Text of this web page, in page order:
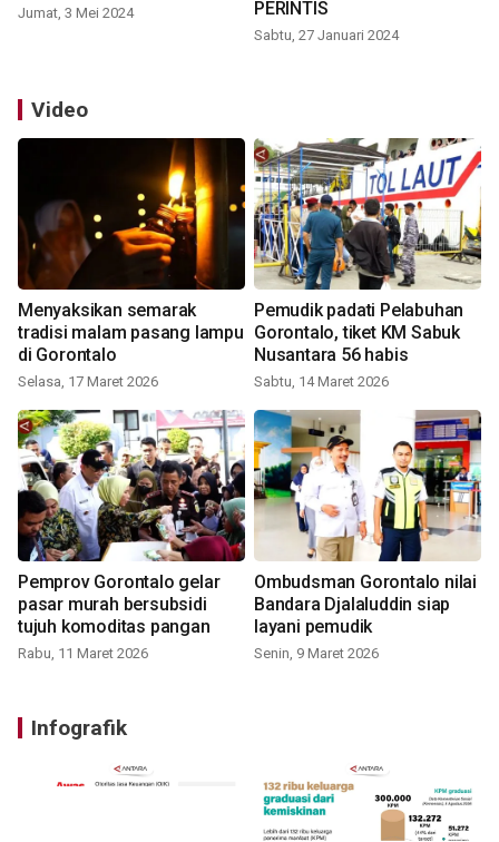
Jumat, 3 Mei 2024
PERINTIS
Sabtu, 27 Januari 2024
Video
Menyaksikan semarak
tradisi malam pasang lampu
di Gorontalo
Selasa, 17 Maret 2026
Pemudik padati Pelabuhan
Gorontalo, tiket KM Sabuk
Nusantara 56 habis
Sabtu, 14 Maret 2026
Pemprov Gorontalo gelar
pasar murah bersubsidi
tujuh komoditas pangan
Rabu, 11 Maret 2026
Ombudsman Gorontalo nilai
Bandara Djalaluddin siap
layani pemudik
Senin, 9 Maret 2026
Infografik